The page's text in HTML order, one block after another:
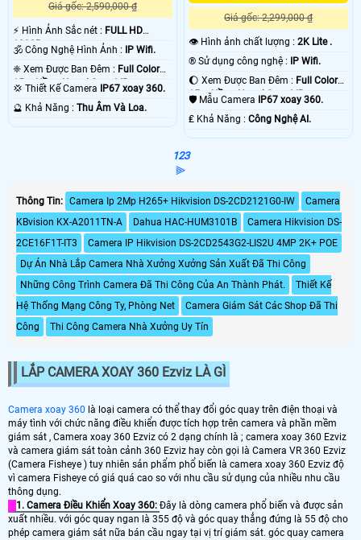
Giá gốc: 2,590,000 ₫
️⚡ Hình Ảnh Sắc nét : FULL HD
1080P .
🕉️ Công Nghệ Hình Ảnh :
IP Wifi.
❈ Xem Được Ban Đêm : Full Color
15m Hồng Ngoại Smart IR.
💢 Thiết Kế Camera
IP67 xoay 360.
️🔮 Khả Năng : Thu Âm Và Loa.
Giá gốc: 2,299,000 ₫
👁 Hình ảnh chất lượng :2K Lite .
®️ Sử dụng công nghệ :
IP Wifi.
🌔 Xem Được Ban Đêm : Full Color
15m Hồng Ngoại Smart IR.
🛡 Mẫu Camera
IP67 xoay 360.
️₤ Khả Năng :Công Nghệ AI.
123
⫸
Thông Tin: Camera Ip 2Mp H265+ Hikvision DS-2CD2121G0-IW
Camera
KBvision KX-A2011TN-A
Dahua HAC-HUM3101B
Camera Hikvision DS-
2CE16F1T-IT3
Camera IP Hikvision DS-2CD2543G2-LIS2U 4MP 2K+ POE
Dự Án Nhà Lắp Camera Nhà Xưởng Xưởng Sản Xuất Đã Thi Công
Những Công Trình Camera Đã Thi Công Của An Thành Phát.
Thiết Kế
Hệ Thống Mạng Công Ty, Phòng Net
Camera Giám Sát Các Shop Đã Thi
Công
Thi Công Camera Nhà Xưởng Uy Tín
LẮP CAMERA XOAY 360 Ezviz LÀ GÌ
Camera xoay 360 là loại camera có thể thay đổi góc quay trên điện thoại và
máy tình với chức năng điều khiển được tích hợp trên camera và phần mềm
giám sát , Camera xoay 360 Ezviz có 2 dạng chính là ; camera xoay 360 Ezviz
và camera giám sát toàn cảnh 360 Ezviz hay còn gọi là Camera VR 360 Ezviz
(Camera Fisheye ) tuy nhiên sản phẩm phổ biến là camera xoay 360 Ezviz độ
vì camera Fisheye có giá quá cao so với nhu cầu sử dụng của nhiều nhu cầu
thông dụng.
1. Camera Điều Khiển Xoay 360: Đây là dòng camera phổ biến và được sản
xuất nhiều. với góc quay ngan là 355 độ và góc quay thẳng đứng là 55 độ cho
phép camera giám sát nữa bán cầu ngay tại vị trí giám sát. góc quay camera